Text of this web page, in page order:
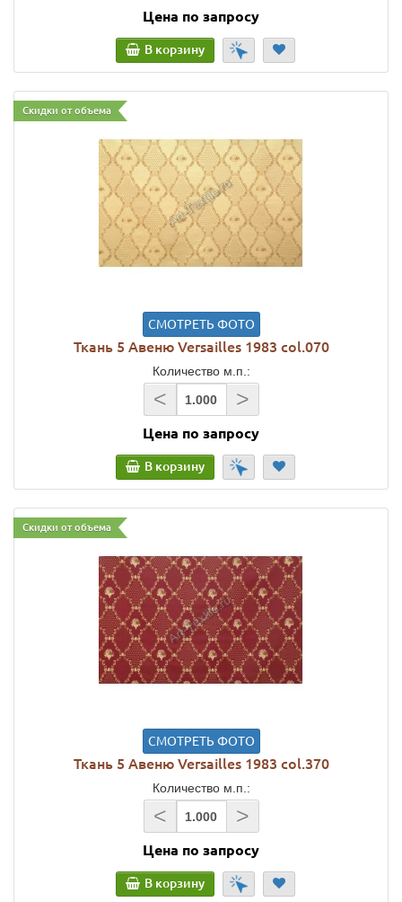
Цена по запросу
В корзину
Скидки от объема
СМОТРЕТЬ ФОТО
Ткань 5 Авеню Versailles 1983 col.070
Количество м.п.:
< >
Цена по запросу
В корзину
Скидки от объема
СМОТРЕТЬ ФОТО
Ткань 5 Авеню Versailles 1983 col.370
Количество м.п.:
< >
Цена по запросу
В корзину